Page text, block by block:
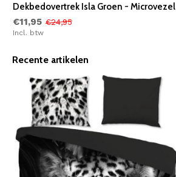
Dekbedovertrek Isla Groen - Microvezel
€11,95 €24,95
Incl. btw
Recente artikelen